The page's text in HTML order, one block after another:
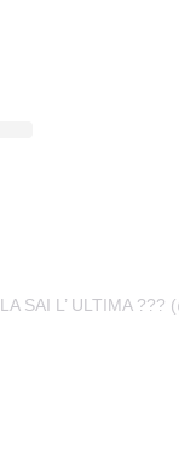
SAI L’ ULTIMA ???